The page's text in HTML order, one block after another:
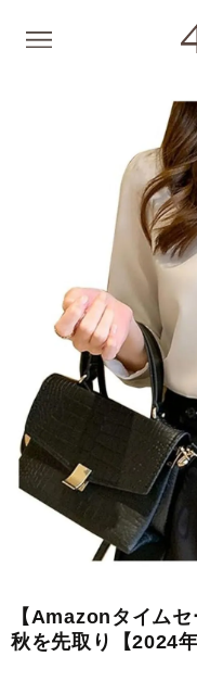
【Amazonタイム
秋を先取り【2024